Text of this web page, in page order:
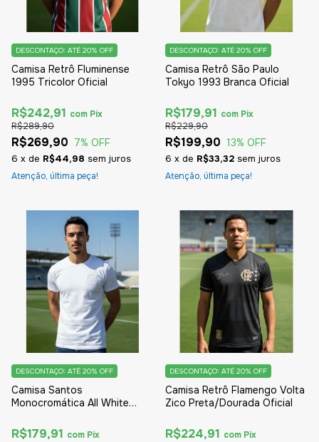
Camisa Retrô Fluminense
1995 Tricolor Oficial
R$269,90
R$289,90
7% OFF
6 x de R$44,98 sem juros
DESCONTAÇO: ATÉ 20% OFF
R$242,91 com Pix
Atenção, última peça!
Camisa Retrô São Paulo
Tokyo 1993 Branca Oficial
R$199,90
R$229,90
13% OFF
6 x de R$33,32 sem juros
DESCONTAÇO: ATÉ 20% OFF
R$179,91 com Pix
Atenção, última peça!
Camisa Santos
Monocromática All White
DESCONTAÇO: ATÉ 20% OFF
R$179,91 com Pix
Camisa Retrô Flamengo Volta
Zico Preta/Dourada Oficial
DESCONTAÇO: ATÉ 20% OFF
R$224,91 com Pix